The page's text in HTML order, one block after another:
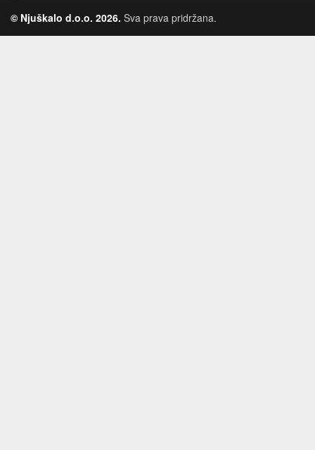
© Njuškalo d.o.o. 2026. Sva prava pridržana.